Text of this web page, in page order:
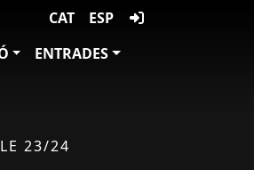
CAT
ESP
ENTRADES
23/24